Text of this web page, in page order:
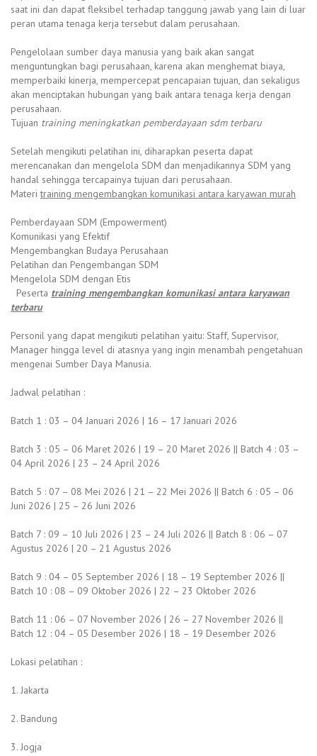
saat ini dan dapat fleksibel terhadap tanggung jawab yang lain di luar
peran utama tenaga kerja tersebut dalam perusahaan.
Pengelolaan sumber daya manusia yang baik akan sangat
menguntungkan bagi perusahaan, karena akan menghemat biaya,
memperbaiki kinerja, mempercepat pencapaian tujuan, dan sekaligus
akan menciptakan hubungan yang baik antara tenaga kerja dengan
perusahaan.
Tujuan training meningkatkan pemberdayaan sdm terbaru
Setelah mengikuti pelatihan ini, diharapkan peserta dapat
merencanakan dan mengelola SDM dan menjadikannya SDM yang
handal sehingga tercapainya tujuan dari perusahaan.
Materitraining mengembangkan komunikasi antara karyawan murah
Pemberdayaan SDM (Empowerment)
Komunikasi yang Efektif
Mengembangkan Budaya Perusahaan
Pelatihan dan Pengembangan SDM
Mengelola SDM dengan Etis
Peserta training mengembangkan komunikasi antara karyawan
terbaru
Personil yang dapat mengikuti pelatihan yaitu: Staff, Supervisor,
Manager hingga level di atasnya yang ingin menambah pengetahuan
mengenai Sumber Daya Manusia.
Jadwal pelatihan :
Batch 1 : 03 – 04 Januari 2026 | 16 – 17 Januari 2026
Batch 3 : 05 – 06 Maret 2026 | 19 – 20 Maret 2026 || Batch 4 : 03 –
04 April 2026 | 23 – 24 April 2026
Batch 5 : 07 – 08 Mei 2026 | 21 – 22 Mei 2026 || Batch 6 : 05 – 06
Juni 2026 | 25 – 26 Juni 2026
Batch 7 : 09 – 10 Juli 2026 | 23 – 24 Juli 2026 || Batch 8 : 06 – 07
Agustus 2026 | 20 – 21 Agustus 2026
Batch 9 : 04 – 05 September 2026 | 18 – 19 September 2026 ||
Batch 10 : 08 – 09 Oktober 2026 | 22 – 23 Oktober 2026
Batch 11 : 06 – 07 November 2026 | 26 – 27 November 2026 ||
Batch 12 : 04 – 05 Desember 2026 | 18 – 19 Desember 2026
Lokasi pelatihan :
1. Jakarta
2. Bandung
3. Jogja